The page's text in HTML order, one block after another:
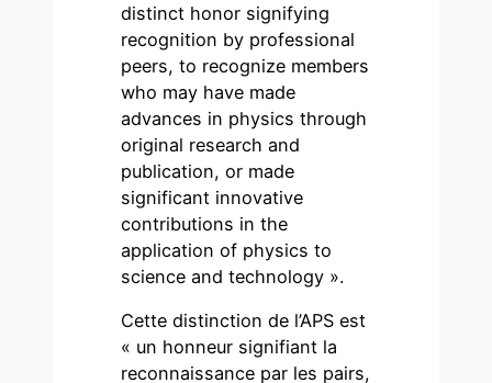
distinct honor signifying
recognition by professional
peers, to recognize members
who may have made
advances in physics through
original research and
publication, or made
significant innovative
contributions in the
application of physics to
science and technology ».
Cette distinction de l’APS est
« un honneur signifiant la
reconnaissance par les pairs,